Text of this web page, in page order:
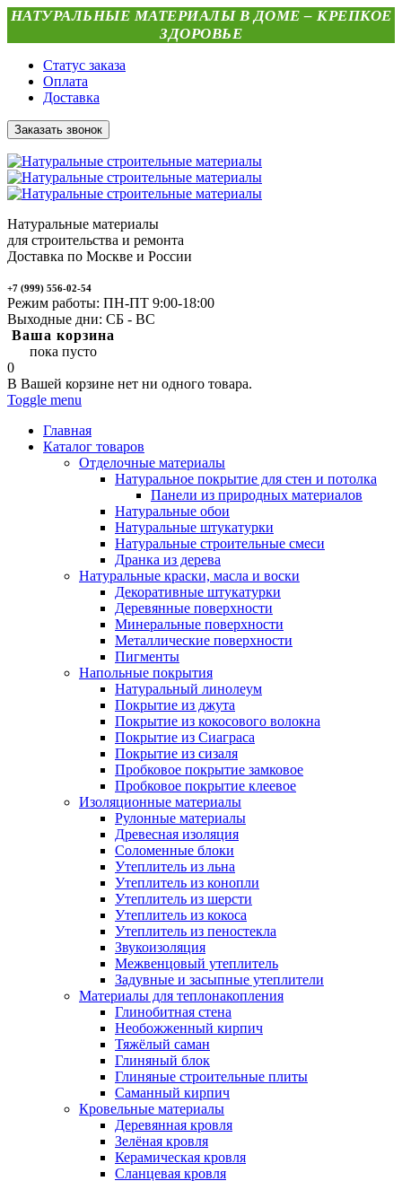
НАТУРАЛЬНЫЕ МАТЕРИАЛЫ В ДОМЕ – КРЕПКОЕ
ЗДОРОВЬЕ
Статус заказа
Оплата
Доставка
Заказать звонок
Натуральные материалы
для строительства и ремонта
Доставка по Москве и России
+7 (999) 556-02-54
Режим работы: ПН-ПТ 9:00-18:00
Выходные дни: СБ - ВС
Ваша корзина
пока пусто
0
В Вашей корзине нет ни одного товара.
Toggle menu
Главная
Каталог товаров
Отделочные материалы
Натуральное покрытие для стен и потолка
Панели из природных материалов
Натуральные обои
Натуральные штукатурки
Натуральные строительные смеси
Дранка из дерева
Натуральные краски, масла и воски
Декоративные штукатурки
Деревянные поверхности
Минеральные поверхности
Металлические поверхности
Пигменты
Напольные покрытия
Натуральный линолеум
Покрытие из джута
Покрытие из кокосового волокна
Покрытие из Сиаграса
Покрытие из сизаля
Пробковое покрытие замковое
Пробковое покрытие клеевое
Изоляционные материалы
Рулонные материалы
Древесная изоляция
Соломенные блоки
Утеплитель из льна
Утеплитель из конопли
Утеплитель из шерсти
Утеплитель из кокоса
Утеплитель из пеностекла
Звукоизоляция
Межвенцовый утеплитель
Задувные и засыпные утеплители
Материалы для теплонакопления
Глинобитная стена
Необожженный кирпич
Тяжёлый саман
Глиняный блок
Глиняные строительные плиты
Саманный кирпич
Кровельные материалы
Деревянная кровля
Зелёная кровля
Керамическая кровля
Сланцевая кровля